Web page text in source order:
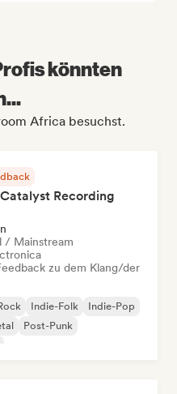
könnten
Africa besuchst.
Recording
/ Mainstream
zu dem Klang/der
Indie-Folk
Indie-Pop
Post-Punk